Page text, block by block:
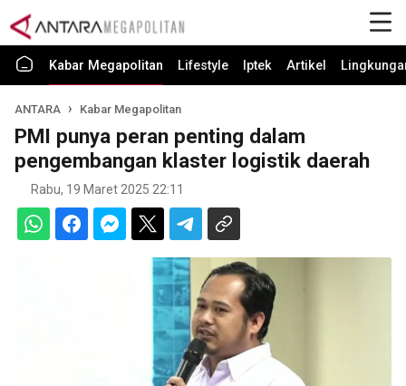
Kabar Megapolitan Lifestyle Iptek Artikel
ANTARA Kabar Megapolitan
PMI punya peran penting dalam
pengembangan klaster logistik daerah
Rabu, 19 Maret 2025 22:11